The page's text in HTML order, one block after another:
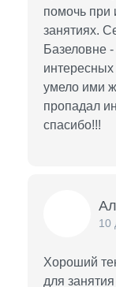
помочь при
занятиях.
Базеловне
интересных
умело ими
пропадал
спасибо!!!
10
Хороший
для